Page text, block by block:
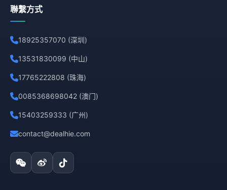
聯繫方式
18925357070 (深圳)
13531830099 (中山)
17765222808 (珠海)
0085368698042 (澳门)
15403259333 (广州)
contact@dealhie.com